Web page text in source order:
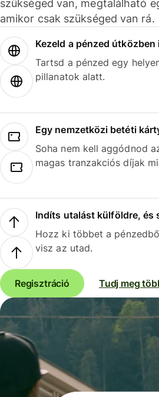
szükséged van, megtalálható
amikor csak szükséged van rá.
Kezeld a pénzed
Tartsd a pénzed egy
pillanatok alatt.
Egy nemzetközi betéti
Soha nem kell aggódnod
magas tranzakciós díjak
Indíts utalást külföldre, és
Hozz ki többet a
visz az utad.
Regisztráció Tudj meg